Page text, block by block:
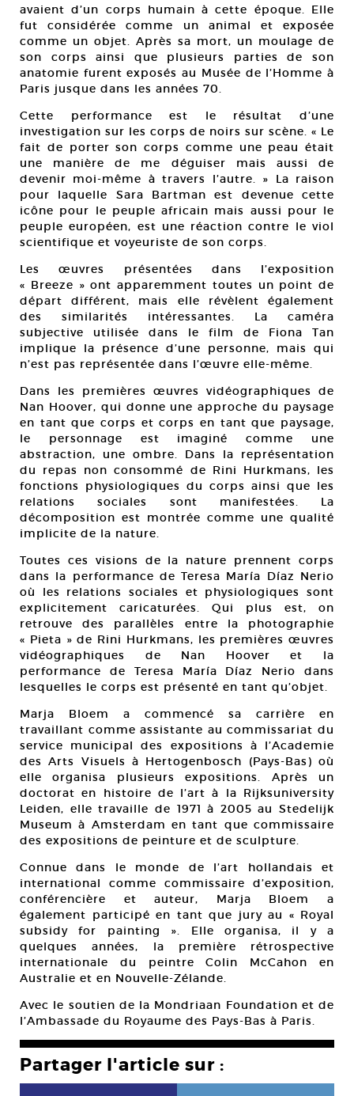
avaient d’un corps humain à cette époque. Elle
fut considérée comme un animal et exposée
comme un objet. Après sa mort, un moulage de
son corps ainsi que plusieurs parties de son
anatomie furent exposés au Musée de l’Homme à
Paris jusque dans les années 70.
Cette performance est le résultat d’une
investigation sur les corps de noirs sur scène. « Le
fait de porter son corps comme une peau était
une manière de me déguiser mais aussi de
devenir moi-même à travers l’autre. » La raison
pour laquelle Sara Bartman est devenue cette
icône pour le peuple africain mais aussi pour le
peuple européen, est une réaction contre le viol
scientifique et voyeuriste de son corps.
Les œuvres présentées dans l’exposition
« Breeze » ont apparemment toutes un point de
départ différent, mais elle révèlent également
des similarités intéressantes. La caméra
subjective utilisée dans le film de Fiona Tan
implique la présence d’une personne, mais qui
n’est pas représentée dans l’œuvre elle-même.
Dans les premières œuvres vidéographiques de
Nan Hoover, qui donne une approche du paysage
en tant que corps et corps en tant que paysage,
le personnage est imaginé comme une
abstraction, une ombre. Dans la représentation
du repas non consommé de Rini Hurkmans, les
fonctions physiologiques du corps ainsi que les
relations sociales sont manifestées. La
décomposition est montrée comme une qualité
implicite de la nature.
Toutes ces visions de la nature prennent corps
dans la performance de Teresa María Díaz Nerio
où les relations sociales et physiologiques sont
explicitement caricaturées. Qui plus est, on
retrouve des parallèles entre la photographie
« Pieta » de Rini Hurkmans, les premières œuvres
vidéographiques de Nan Hoover et la
performance de Teresa María Díaz Nerio dans
lesquelles le corps est présenté en tant qu’objet.
Marja Bloem a commencé sa carrière en
travaillant comme assistante au commissariat du
service municipal des expositions à l’Academie
des Arts Visuels à Hertogenbosch (Pays-Bas) où
elle organisa plusieurs expositions. Après un
doctorat en histoire de l’art à la Rijksuniversity
Leiden, elle travaille de 1971 à 2005 au Stedelijk
Museum à Amsterdam en tant que commissaire
des expositions de peinture et de sculpture.
Connue dans le monde de l’art hollandais et
international comme commissaire d’exposition,
conférencière et auteur, Marja Bloem a
également participé en tant que jury au « Royal
subsidy for painting ». Elle organisa, il y a
quelques années, la première rétrospective
internationale du peintre Colin McCahon en
Australie et en Nouvelle-Zélande.
Avec le soutien de la Mondriaan Foundation et de
l’Ambassade du Royaume des Pays-Bas à Paris.
Partager l'article sur :